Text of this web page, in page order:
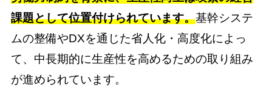
課題として位置付けられています。基幹システ
ムの整備やDXを通じた省人化・高度化によっ
て、中長期的に生産性を高めるための取り組み
が進められています。